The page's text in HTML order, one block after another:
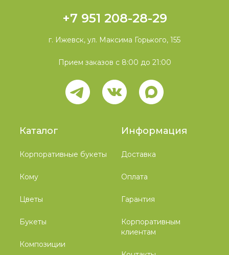
Каталог
Корпоративные букеты
Кому
Цветы
Букеты
Композиции
Информация
Доставка
Оплата
Гарантия
Корпоративным
клиентам
+7 951 208-28-29
г. Ижевск, ул. Максима Горького, 155
Прием заказов с 8:00 до 21:00